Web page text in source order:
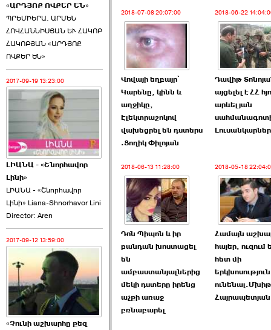
«ԱՐԴՅՈՔ ՈՎՔԵՐ ԵՆ»
ՊՐԵՄԻԵՐԱ. ԱՐՄԵՆ
ՀՈՎՀԱՆՆԻՍՅԱՆ ԵՒ ՀԱԿՈԲ
ՀԱԿՈԲՅԱՆ «ԱՐԴՅՈՔ
ՈՎՔԵՐ ԵՆ»
2017-09-19 13:23:00
ԼԻԱՆԱ - «Շնորհավոր
Լինի»
ԼԻԱՆԱ - «Շնորհավոր
Լինի» Liana-Shnorhavor Lini
Director: Aren
2017-09-12 13:59:00
«Չունի աշխարհը քեզ
2018-07-08 20:07:00
Վովայի եղբայր՝
Կարենը, կինն և
աղջիկը,
Էլեկտրաշոկով
վախեցրել են դստերս
.Ցողիկ Փիլոյան
2018-06-22
Դավիթ
այցելել է ՀՀ
արևելյան
Լուսանկարներ
2018-06-13 11:28:00
Դոն Պիպոն և իր
բանդան խոստացել
են
ամբաստանյալներից
մեկի դստերը իրենց
աչքի առաջ
բռնաբարել
2018-05-18
Համայն
հայեր, ուզում
հետ մի
երկխոսություն
Հայրապետյան